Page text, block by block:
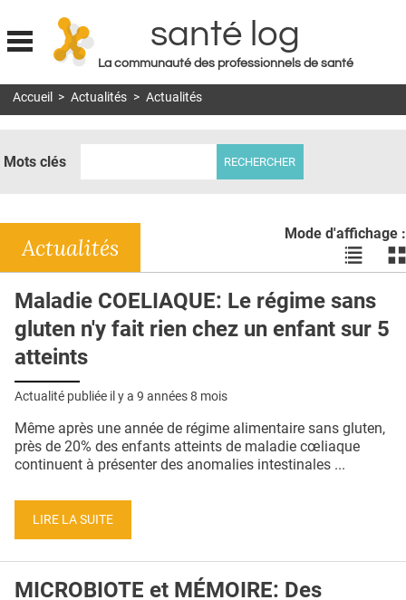
Jump to navigation
santé log
La communauté des professionnels de santé
MON COMPTE
DOSSIERS
RÉSEAUX
E-REVUE SAD
THÉMA
L'APP
PUBLICITÉ
CONTACT
Accueil > Actualités > Actualités
Mots clés
Mode d'affichage :
Voir
les
en
liste
les
Actualités
Maladie COELIAQUE: Le régime sans
gluten n'y fait rien chez un enfant sur 5
atteints
Actualité publiée il y a 9 années 8 mois
Même après une année de régime alimentaire sans gluten,
près de 20% des enfants atteints de maladie cœliaque
continuent à présenter des anomalies intestinales ...
LIRE LA SUITE
MICROBIOTE et MÉMOIRE: Des